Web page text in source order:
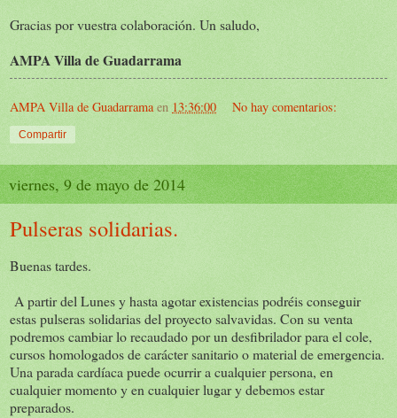
Gracias por vuestra colaboración. Un saludo,
AMPA Villa de Guadarrama
AMPA Villa de Guadarrama en 13:36:00 No hay comentarios:
Compartir
viernes, 9 de mayo de 2014
Pulseras solidarias.
Buenas tardes.
A partir del Lunes y hasta agotar existencias podréis conseguir
estas pulseras solidarias del proyecto salvavidas. Con su venta
podremos cambiar lo recaudado por un desfibrilador para el cole,
cursos homologados de carácter sanitario o material de emergencia.
Una parada cardíaca puede ocurrir a cualquier persona, en
cualquier momento y en cualquier lugar y debemos estar
preparados.